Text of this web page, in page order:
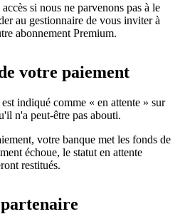
si nous ne parvenons pas à le
au gestionnaire de vous inviter à
abonnement Premium.
votre paiement
indiqué comme « en attente » sur
n'a peut-être pas abouti.
votre banque met les fonds de
échoue, le statut en attente
restitués.